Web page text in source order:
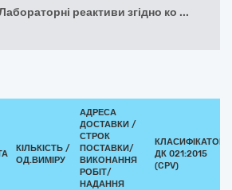
реактиви згідно ко ...
КІЛЬКІСТЬ /
ОД.ВИМІРУ
АДРЕСА
ДОСТАВКИ /
СТРОК
ПОСТАВКИ/
ВИКОНАННЯ
РОБІТ/
НАДАННЯ
КЛАСИФІКАТОР
ДК 021:2015
(CPV)